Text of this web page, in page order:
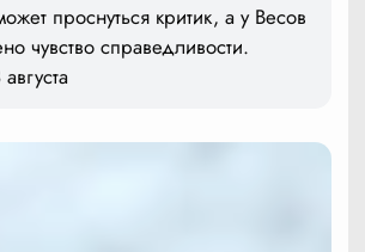
проснуться критик, а у Весов
чувство справедливости.